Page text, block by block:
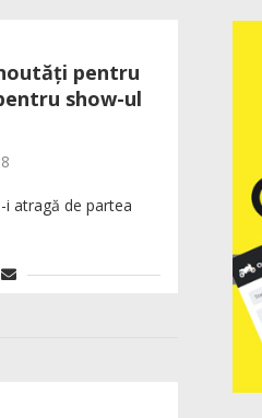
pentru
show-ul
i atragă de partea